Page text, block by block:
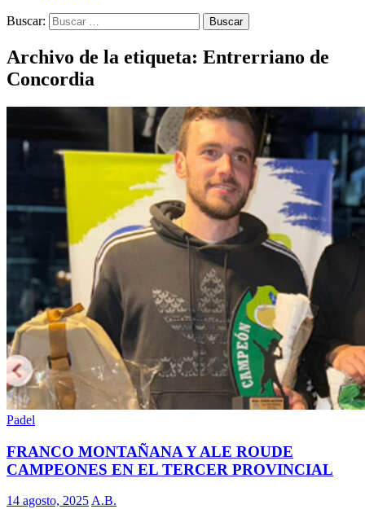
Buscar:
Archivo de la etiqueta: Entrerriano de
Concordia
Padel
FRANCO MONTAÑANA Y ALE ROUDE
CAMPEONES EN EL TERCER PROVINCIAL
14 agosto, 2025 A.B.